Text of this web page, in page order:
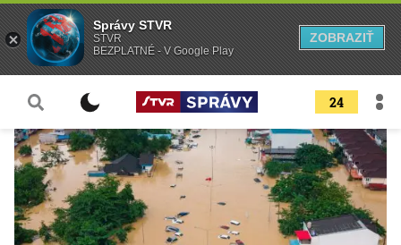
24
Správy STVR
STVR
BEZPLATNÉ - V Google Play
ZOBRAZIŤ